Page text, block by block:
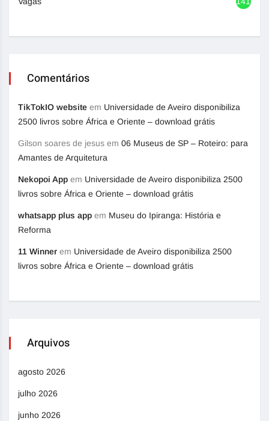
Comentários
TikTokIO website em Universidade de Aveiro disponibiliza
2500 livros sobre África e Oriente – download grátis
Gilson soares de jesus em 06 Museus de SP – Roteiro: para
Amantes de Arquitetura
Nekopoi App em Universidade de Aveiro disponibiliza 2500
livros sobre África e Oriente – download grátis
whatsapp plus app em Museu do Ipiranga: História e
Reforma
11 Winner em Universidade de Aveiro disponibiliza 2500
livros sobre África e Oriente – download grátis
Arquivos
agosto 2026
julho 2026
junho 2026